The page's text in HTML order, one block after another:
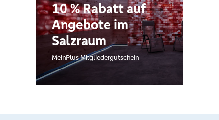
10 % Rabatt auf
Angebote im
Salzraum
MeinPlus Mitgliedergutschein